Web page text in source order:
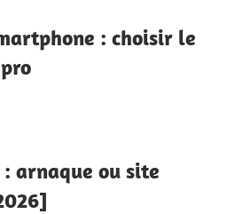
: choisir le
arnaque ou site